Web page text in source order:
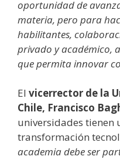
oportunidad de
materia, pero para
habilitantes,
privado y académico,
que permita innovar
El vicerrector de la
Chile, Francisco
universidades tienen
transformación
academia debe ser